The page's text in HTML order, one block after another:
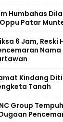
Humbahas
Patar
6 Jam,
Kindang
Tanah
Group